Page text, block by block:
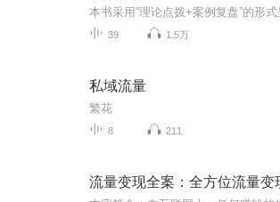
39 1.5万
私域流量
繁花
8 211